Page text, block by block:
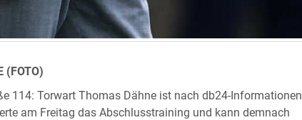
(FOTO)
114: Torwart Thomas Dähne ist nach db24-Informationen
am Freitag das Abschlusstraining und kann demnach